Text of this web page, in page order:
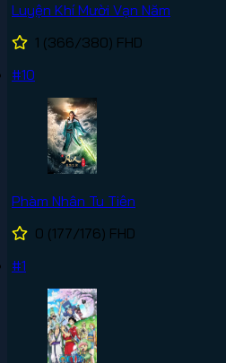
Luyện Khí Mười Vạn Năm
1 (366/380) FHD
#10
Phàm Nhân Tu Tiên
0 (177/176) FHD
#1